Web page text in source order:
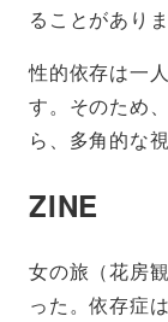
ることがありま
性的依存は一
す。そのため
ら、多角的な
ZINE
女の旅（花房
った。依存症